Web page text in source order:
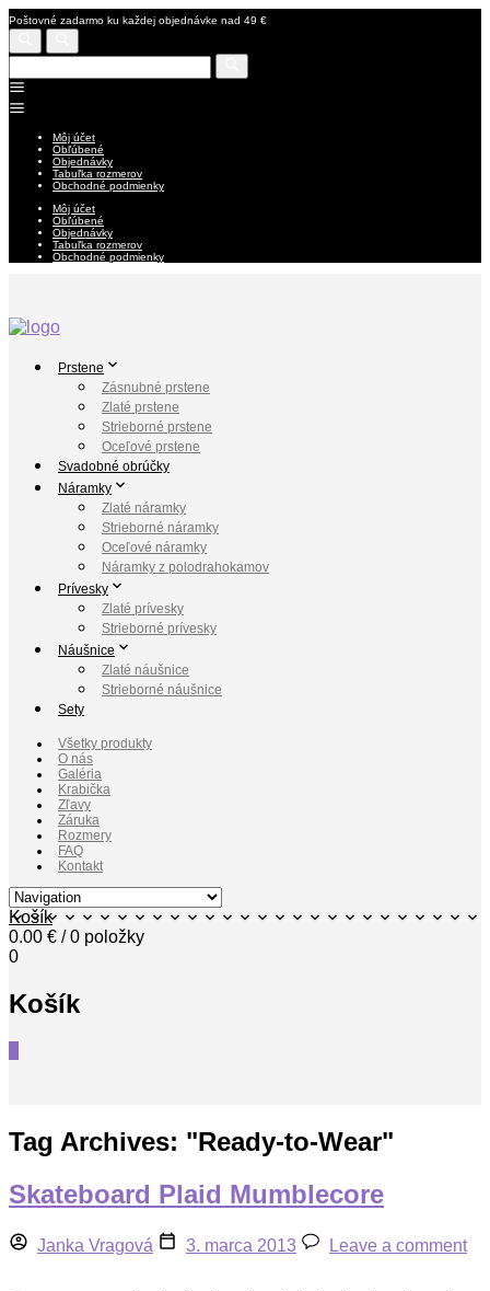
Poštovné zadarmo ku každej objednávke nad 49 €
Môj účet
Obľúbené
Objednávky
Tabuľka rozmerov
Obchodné podmienky
Môj účet
Obľúbené
Objednávky
Tabuľka rozmerov
Obchodné podmienky
Prstene
Zásnubné prstene
Zlaté prstene
Strieborné prstene
Oceľové prstene
Svadobné obrúčky
Náramky
Zlaté náramky
Strieborné náramky
Oceľové náramky
Náramky z polodrahokamov
Prívesky
Zlaté prívesky
Strieborné prívesky
Náušnice
Zlaté náušnice
Strieborné náušnice
Sety
Všetky produkty
O nás
Galéria
Krabička
Zľavy
Záruka
Rozmery
FAQ
Kontakt
Košík
0.00 € / 0 položky
0
Košík
Tag Archives: "Ready-to-Wear"
Skateboard Plaid Mumblecore
Janka Vragová 3. marca 2013 Leave a comment